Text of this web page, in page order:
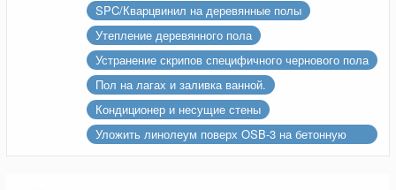
SPC/Кварцвинил на деревянные полы
Утепление деревянного пола
Устранение скрипов специфичного чернового пола
Пол на лагах и заливка ванной.
Кондиционер и несущие стены
Уложить линолеум поверх OSB-3 на бетонную